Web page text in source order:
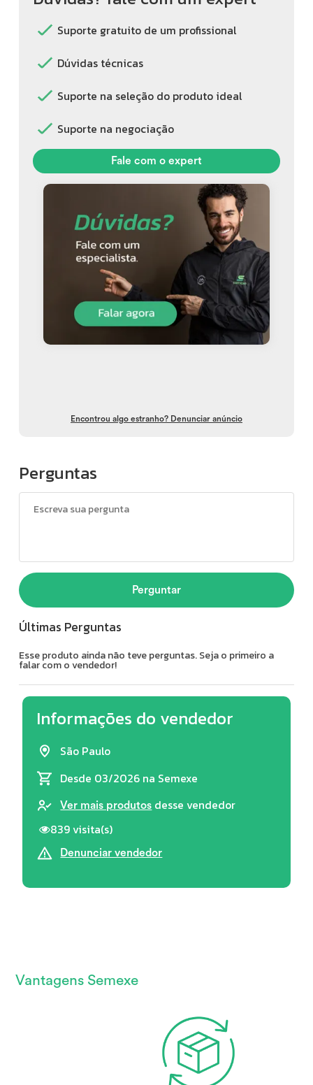
Perguntas
Perguntar
Últimas Perguntas
Esse produto ainda não teve perguntas. Seja o primeiro a
falar com o vendedor!
Informações do vendedor
São Paulo
Desde 03/2026 na Semexe
Ver mais produtos desse vendedor
839 visita(s)
Denunciar vendedor
Suporte gratuito de um profissional
Dúvidas técnicas
Suporte na seleção do produto ideal
Suporte na negociação
Fale com o expert
Encontrou algo estranho? Denunciar anúncio
Vantagens Semexe